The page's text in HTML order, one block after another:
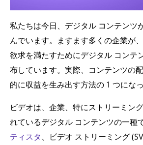
私たちは今日、デジタル コンテンツ
んでいます。ますます多くの企業が
欲求を満たすためにデジタル コンテ
布しています。実際、コンテンツの
的に収益を生み出す方法の 1 つになっ
ビデオは、企業、特にストリーミン
れているデジタル コンテンツの一種
ティスタ、ビデオ ストリーミング